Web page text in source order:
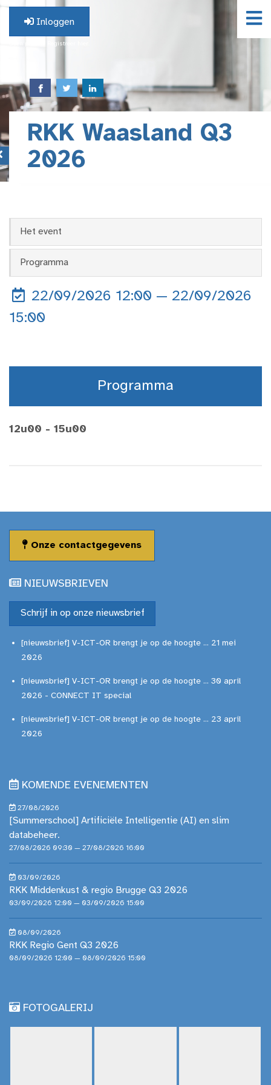
Inloggen
Geen profiel? Registreer hier.
RKK Waasland Q3
2026
Het event
Programma
22/09/2026 12:00 — 22/09/2026
15:00
Programma
12u00 - 15u00
Onze contactgegevens
NIEUWSBRIEVEN
Schrijf in op onze nieuwsbrief
[nieuwsbrief] V-ICT-OR brengt je op de hoogte ... 21 mei
2026
[nieuwsbrief] V-ICT-OR brengt je op de hoogte ... 30 april
2026 - CONNECT IT special
[nieuwsbrief] V-ICT-OR brengt je op de hoogte ... 23 april
2026
KOMENDE EVENEMENTEN
27/08/2026
[Summerschool] Artificiële Intelligentie (AI) en slim
databeheer.
27/08/2026 09:30 — 27/08/2026 16:00
03/09/2026
RKK Middenkust & regio Brugge Q3 2026
03/09/2026 12:00 — 03/09/2026 15:00
08/09/2026
RKK Regio Gent Q3 2026
08/09/2026 12:00 — 08/09/2026 15:00
FOTOGALERIJ